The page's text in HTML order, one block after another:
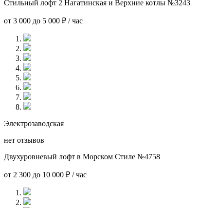
Стильный лофт 2 Нагатинская и Верхние котлы №3243
от 3 000 до 5 000 ₽ / час
Электрозаводская
нет отзывов
Двухуровневый лофт в Морском Стиле №4758
от 2 300 до 10 000 ₽ / час